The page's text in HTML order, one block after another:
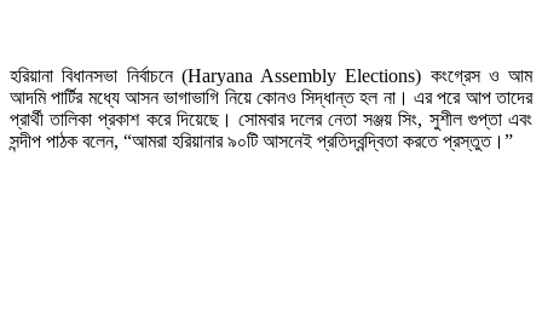
হরিয়ানা বিধানসভা নির্বাচনে (Haryana Assembly Elections) কংগ্রেস ও আম
আদমি পার্টির মধ্যে আসন ভাগাভাগি নিয়ে কোনও সিদ্ধান্ত হল না। এর পরে আপ তাদের
প্রার্থী তালিকা প্রকাশ করে দিয়েছে। সোমবার দলের নেতা সঞ্জয় সিং, সুশীল গুপ্তা এবং
সন্দীপ পাঠক বলেন, “আমরা হরিয়ানার ৯০টি আসনেই প্রতিদ্বন্দ্বিতা করতে প্রস্তুত।”